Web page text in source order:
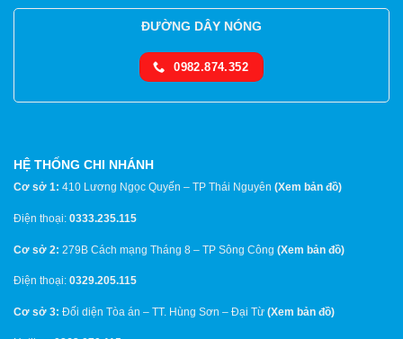
ĐƯỜNG DÂY NÓNG
0982.874.352
HỆ THỐNG CHI NHÁNH
Cơ sở 1: 410 Lương Ngọc Quyến – TP Thái Nguyên (Xem bản đồ)
Điện thoại: 0333.235.115
Cơ sở 2: 279B Cách mạng Tháng 8 – TP Sông Công (Xem bản đồ)
Điện thoại: 0329.205.115
Cơ sở 3: Đối diện Tòa án – TT. Hùng Sơn – Đại Từ (Xem bản đồ)